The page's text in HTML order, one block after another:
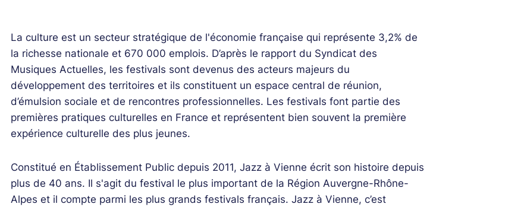
La culture est un secteur stratégique de l'économie française qui représente 3,2% de
la richesse nationale et 670 000 emplois. D’après le rapport du Syndicat des
Musiques Actuelles, les festivals sont devenus des acteurs majeurs du
développement des territoires et ils constituent un espace central de réunion,
d’émulsion sociale et de rencontres professionnelles. Les festivals font partie des
premières pratiques culturelles en France et représentent bien souvent la première
expérience culturelle des plus jeunes.
Constitué en Établissement Public depuis 2011, Jazz à Vienne écrit son histoire depuis
plus de 40 ans. Il s'agit du festival le plus important de la Région Auvergne-Rhône-
Alpes et il compte parmi les plus grands festivals français. Jazz à Vienne, c’est